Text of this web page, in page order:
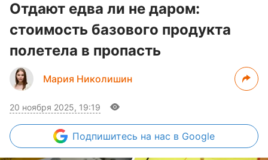
Отдают едва ли не даром:
стоимость базового продукта
полетела в пропасть
Мария Николишин
20 ноября 2025, 19:19
Подпишитесь на нас в Google